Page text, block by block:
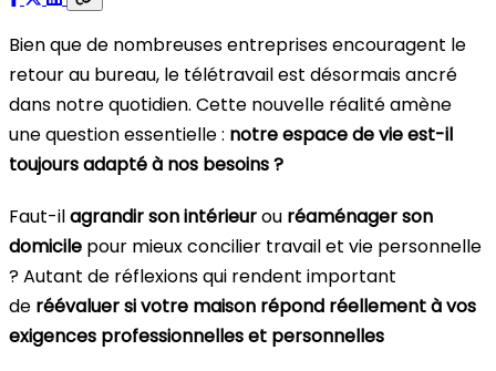
Bien que de nombreuses entreprises encouragent le
retour au bureau, le télétravail est désormais ancré
dans notre quotidien. Cette nouvelle réalité amène
une question essentielle : notre espace de vie est-il
toujours adapté à nos besoins ?
Faut-ilagrandir son intérieurou réaménager son
domicile pour mieux concilier travail et vie personnelle
? Autant de réflexions qui rendent important
de réévaluer si votre maison répond réellement à vos
exigences professionnelles et personnelles